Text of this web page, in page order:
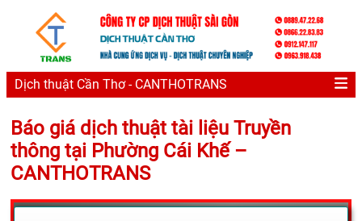
Dịch thuật Cần Thơ - CANTHOTRANS
Báo giá dịch thuật tài liệu Truyền
thông tại Phường Cái Khế –
CANTHOTRANS